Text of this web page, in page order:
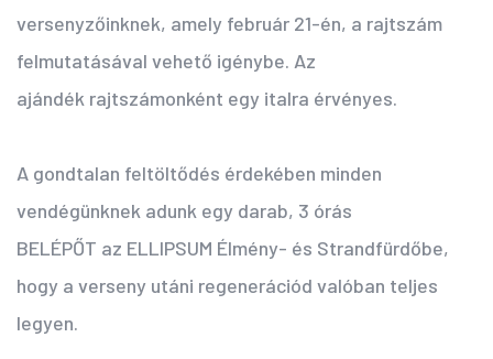
versenyzőinknek, amely február 21-én, a rajtszám
felmutatásával vehető igénybe. Az
ajándék rajtszámonként egy italra érvényes.
A gondtalan feltöltődés érdekében minden
vendégünknek adunk egy darab, 3 órás
BELÉPŐT az ELLIPSUM Élmény- és Strandfürdőbe,
hogy a verseny utáni regenerációd valóban teljes
legyen.